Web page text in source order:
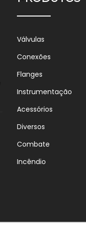
Válvulas
Conexões
Flanges
Instrumentação
Acessórios
Diversos
Combate
Incêndio